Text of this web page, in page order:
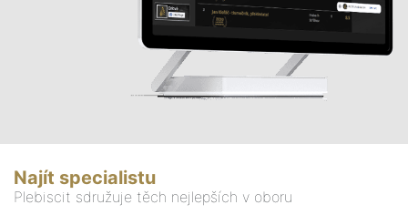
Najít specialistu
Plebiscit sdružuje těch nejlepších v oboru